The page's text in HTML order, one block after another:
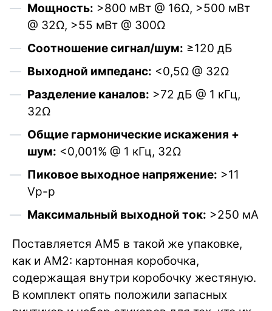
Мощность: >800 мВт @ 16Ω, >500 мВт
@ 32Ω, >55 мВт @ 300Ω
Соотношение сигнал/шум: ≥120 дБ
Выходной импеданс: <0,5Ω @ 32Ω
Разделение каналов: >72 дБ @ 1 кГц,
32Ω
Общие гармонические искажения +
шум: <0,001% @ 1 кГц, 32Ω
Пиковое выходное напряжение: >11
Vp-p
Максимальный выходной ток: >250 мА
Поставляется AM5 в такой же упаковке,
как и AM2: картонная коробочка,
содержащая внутри коробочку жестяную.
В комплект опять положили запасных